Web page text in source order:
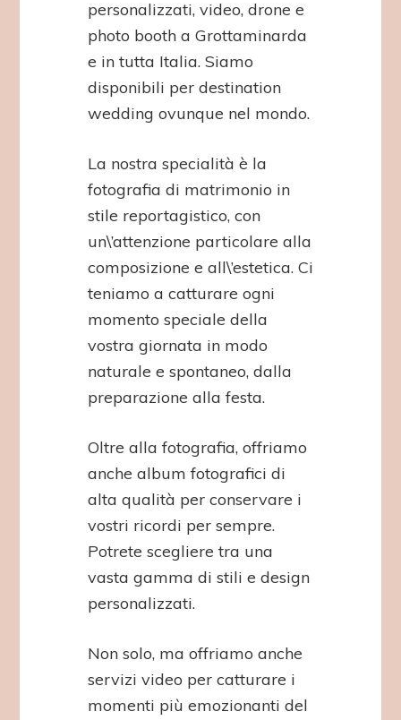
personalizzati, video, drone e
photo booth a Grottaminarda
e in tutta Italia. Siamo
disponibili per destination
wedding ovunque nel mondo.
La nostra specialità è la
fotografia di matrimonio in
stile reportagistico, con
un\’attenzione particolare alla
composizione e all\’estetica. Ci
teniamo a catturare ogni
momento speciale della
vostra giornata in modo
naturale e spontaneo, dalla
preparazione alla festa.
Oltre alla fotografia, offriamo
anche album fotografici di
alta qualità per conservare i
vostri ricordi per sempre.
Potrete scegliere tra una
vasta gamma di stili e design
personalizzati.
Non solo, ma offriamo anche
servizi video per catturare i
momenti più emozionanti del